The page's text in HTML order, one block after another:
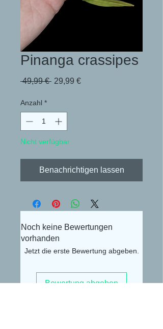
Pinanga crassipes
49,99 € Standardpreis
29,99 €Sale-
Anzahl *
Nicht verfügbar
Benachrichtigen lassen
Noch keine Bewertungen
vorhanden
Jetzt die erste Bewertung abgeben.
Bewertung abgeben